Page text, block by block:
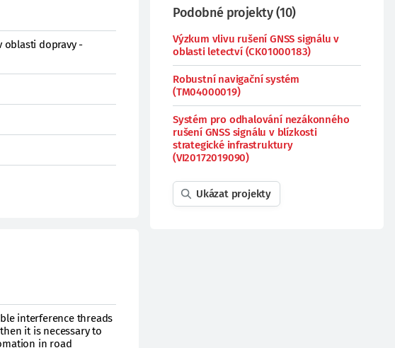
oblasti dopravy -
interference threads
it is necessary to
in road
Podobné projekty(10)
Výzkum vlivu rušení GNSS signálu v
oblasti letectví (CK01000183)
Robustní navigační systém
(TM04000019)
Systém pro odhalování nezákonného
rušení GNSS signálu v blízkosti
strategické infrastruktury
(VI20172019090)
Ukázat projekty